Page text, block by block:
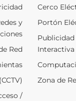
y
Red
/
Cerco
Portón
Interactiva
Zona de